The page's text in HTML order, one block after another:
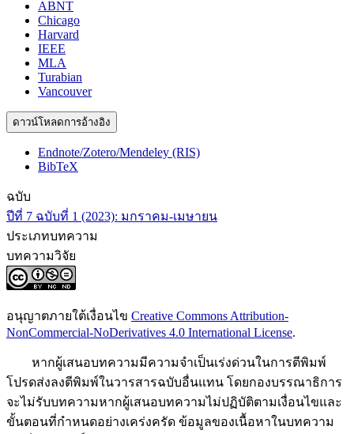
ABNT
Chicago
Harvard
IEEE
MLA
Turabian
Vancouver
ดาวน์โหลดการอ้างอิง
Endnote/Zotero/Mendeley (RIS)
BibTeX
ฉบับ
ปีที่ 7 ฉบับที่ 1 (2023): มกราคม-เมษายน
ประเภทบทความ
บทความวิจัย
อนุญาตภายใต้เงื่อนไข Creative Commons Attribution-
NonCommercial-NoDerivatives 4.0 International License.
หากผู้เสนอบทความมีความจำเป็นเร่งด่วนในการตีพิมพ์
โปรดส่งลงตีพิมพ์ในวารสารฉบับอื่นแทน โดยกองบรรณาธิการ
จะไม่รับบทความหากผู้เสนอบทความไม่ปฏิบัติตามเงื่อนไขและ
ขั้นตอนที่กำหนดอย่างเคร่งครัด ข้อมูลของเนื้อหาในบทความ